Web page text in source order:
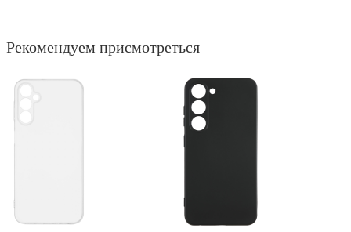
Рекомендуем присмотреться